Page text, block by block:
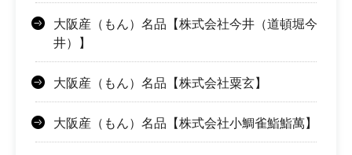
大阪産（もん）名品【株式会社今井（道頓堀今
井）】
大阪産（もん）名品【株式会社粟玄】
大阪産（もん）名品【株式会社小鯛雀鮨鮨萬】